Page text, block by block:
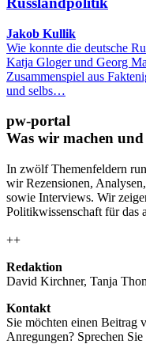
Jakob Kullik
Wie konnte die deutsche
Katja Gloger und Georg
Zusammenspiel aus
und selbs…
pw-portal
Was wir machen
In zwölf Themenfeldern
wir Rezensionen,
sowie Interviews. Wir
Politikwissenschaft für das
++
Redaktion
David Kirchner, Tanja
Kontakt
Sie möchten einen Beitrag
Anregungen? Sprechen Sie